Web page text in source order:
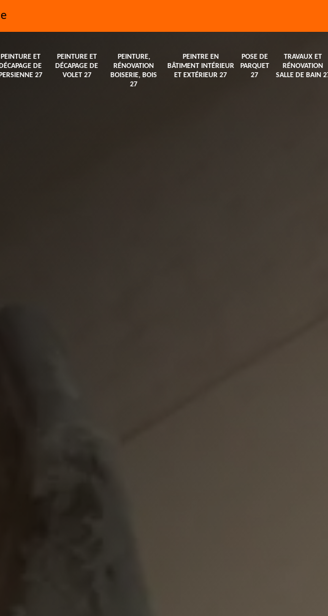
PEINTURE ET
DÉCAPAGE DE
PERSIENNE 27
PEINTURE ET
DÉCAPAGE DE
VOLET 27
PEINTURE,
RÉNOVATION
BOISERIE, BOIS
27
PEINTRE EN
BÂTIMENT INTÉRIEUR
ET EXTÉRIEUR 27
POSE DE
PARQUET
27
TRAVAUX ET
RÉNOVATION
SALLE DE BAIN